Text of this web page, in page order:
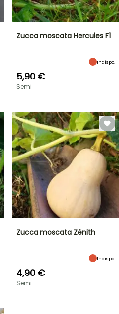
Zucca moscata Hercules F1
Indispo.
5,90 €
Semi
Zucca moscata Zénith
Indispo.
4,90 €
Semi